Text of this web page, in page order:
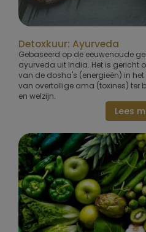
Detoxkuur: Ayurveda
Gebaseerd op de eeuwenoude
ayurveda uit India. Het is gericht
van de dosha's (energieën) in
van overtollige ama (toxines) ter
en welzijn.
Lees